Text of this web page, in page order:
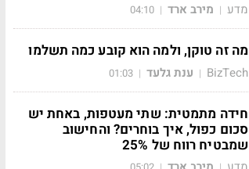
מדע | מירב ארד |
04:10
מה זה טוקן, ולמה הוא קובע כמה תשלמו
BizTech
| ענת גלעד |
01:03
חידה מתמטית: שתי מעטפות, באחת יש
סכום כפול, איך בוחרים? והחישוב
שמבטיח רווח של 25%